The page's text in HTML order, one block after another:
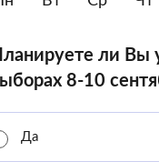
ли Вы
8-10
Да